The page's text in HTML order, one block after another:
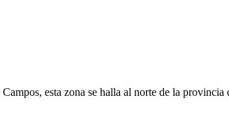
esta zona se halla al norte de la